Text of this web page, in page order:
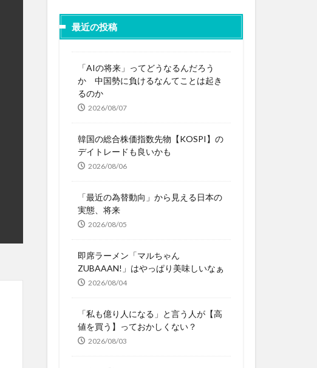
最近の投稿
「AIの将来」ってどうなるんだろう
か 中国勢に負けるなんてことは起き
るのか
2026/08/07
韓国の総合株価指数先物【KOSPI】の
デイトレードも良いかも
2026/08/06
「最近の為替動向」から見える日本の
実態、将来
2026/08/05
即席ラーメン「マルちゃん
ZUBAAAN!」はやっぱり美味しいなぁ
2026/08/04
「私も億り人になる」と言う人が【高
値を買う】っておかしくない？
2026/08/03